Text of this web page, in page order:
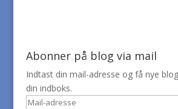
Abonner på blog via mail
Indtast din mail-adresse og få nye
din indboks.
Mail-